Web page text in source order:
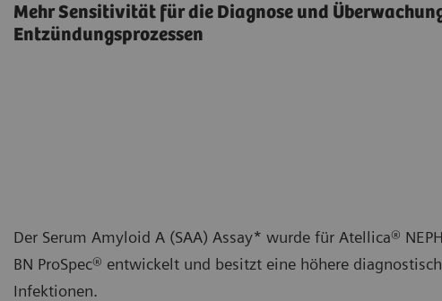
Mehr Sensitivität für die Diagnose und
Entzündungsprozessen
Der Serum Amyloid A (SAA) Assay* wurde für Atellica®
BN ProSpec® entwickelt und besitzt eine höhere
Infektionen.